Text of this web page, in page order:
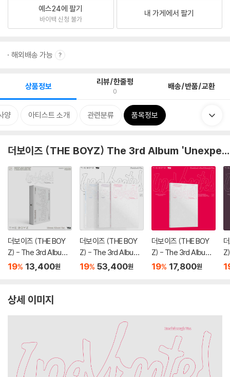
예스24에 팔기
바이백 신청 불가
내 가게에서 팔기
해외배송 가능
상품정보 리뷰/한줄평
0 배송/반품/교환
양 아티스트 소개 관련분류 품목정보
더보이즈 (THE BOYZ) The 3rd Album 'Unexpected'
더보이즈 (THE BOY
Z) - The 3rd Album
'Unexpected' [kiwe
19% 13,400원
더보이즈 (THE BOY
Z) - The 3rd Album
'Unexpected' (Phot
19% 53,400원
더보이즈 (THE BOY
Z) - The 3rd Album
'Unexpected' (Phot
19% 17,800원
상세 이미지